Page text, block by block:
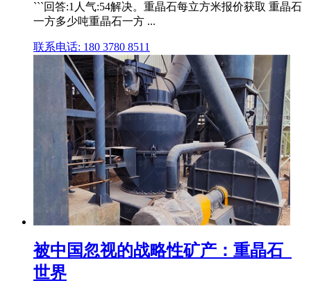
```回答:1人气:54解决。重晶石每立方米报价获取 重晶石
一方多少吨重晶石一方 ...
联系电话: 180 3780 8511
被中国忽视的战略性矿产：重晶石_
世界